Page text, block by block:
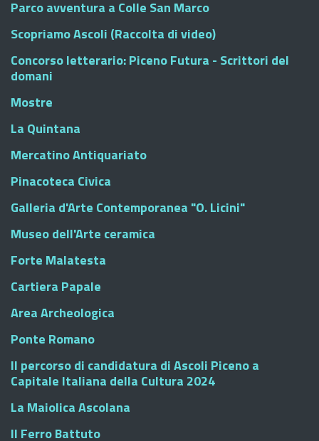
Parco avventura a Colle San Marco
Scopriamo Ascoli (Raccolta di video)
Concorso letterario: Piceno Futura - Scrittori del
domani
Mostre
La Quintana
Mercatino Antiquariato
Pinacoteca Civica
Galleria d'Arte Contemporanea "O. Licini"
Museo dell'Arte ceramica
Forte Malatesta
Cartiera Papale
Area Archeologica
Ponte Romano
Il percorso di candidatura di Ascoli Piceno a
Capitale Italiana della Cultura 2024
La Maiolica Ascolana
Il Ferro Battuto